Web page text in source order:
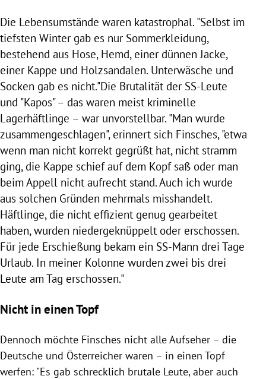
Die Lebensumstände waren katastrophal. "Selbst im
tiefsten Winter gab es nur Sommerkleidung,
bestehend aus Hose, Hemd, einer dünnen Jacke,
einer Kappe und Holzsandalen. Unterwäsche und
Socken gab es nicht."Die Brutalität der SS-Leute
und "Kapos" – das waren meist kriminelle
Lagerhäftlinge – war unvorstellbar. "Man wurde
zusammengeschlagen", erinnert sich Finsches, "etwa
wenn man nicht korrekt gegrüßt hat, nicht stramm
ging, die Kappe schief auf dem Kopf saß oder man
beim Appell nicht aufrecht stand. Auch ich wurde
aus solchen Gründen mehrmals misshandelt.
Häftlinge, die nicht effizient genug gearbeitet
haben, wurden niedergeknüppelt oder erschossen.
Für jede Erschießung bekam ein SS-Mann drei Tage
Urlaub. In meiner Kolonne wurden zwei bis drei
Leute am Tag erschossen."
Nicht in einen Topf
Dennoch möchte Finsches nicht alle Aufseher – die
Deutsche und Österreicher waren – in einen Topf
werfen: "Es gab schrecklich brutale Leute, aber auch